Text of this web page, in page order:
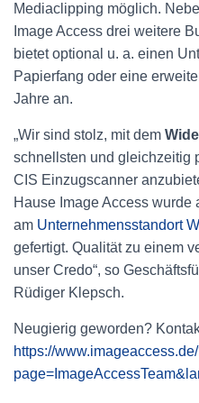
Mediaclipping möglich.
Image Access drei weitere
bietet optional u. a. einen
Papierfang oder eine
Jahre an.
„Wir sind stolz, mit dem
schnellsten und gleichzeitig
CIS Einzugscanner
Hause Image Access
am Unternehmensstandort
gefertigt. Qualität zu einem
unser Credo“, so
Rüdiger Klepsch.
Neugierig geworden?
https://